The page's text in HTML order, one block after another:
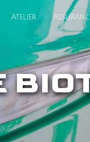
Atelier